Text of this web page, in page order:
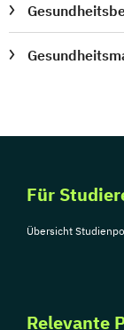
Für
Übersicht
Relevante